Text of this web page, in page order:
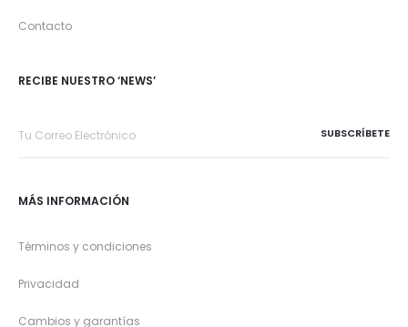
Contacto
RECIBE NUESTRO ‘NEWS’
MÁS INFORMACIÓN
Términos y condiciones
Privacidad
Cambios y garantías